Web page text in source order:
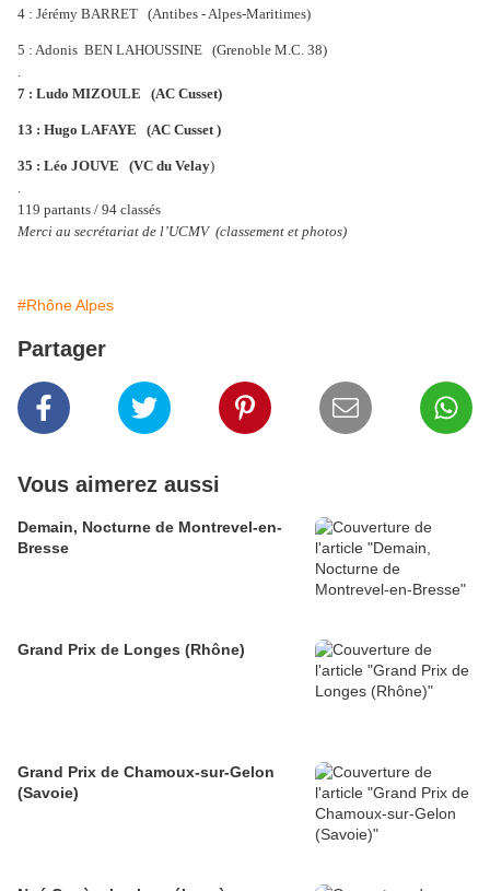
4 : Jérémy BARRET (Antibes - Alpes-Maritimes)
5 : Adonis BEN LAHOUSSINE (Grenoble M.C. 38)
.
7 : Ludo MIZOULE (AC Cusset)
13 : Hugo LAFAYE (AC Cusset )
35 : Léo JOUVE (VC du Velay)
.
119 partants / 94 classés
Merci au secrétariat de l’UCMV (classement et photos)
#Rhône Alpes
Partager
Vous aimerez aussi
Demain, Nocturne de Montrevel-en-
Bresse
Grand Prix de Longes (Rhône)
Grand Prix de Chamoux-sur-Gelon
(Savoie)